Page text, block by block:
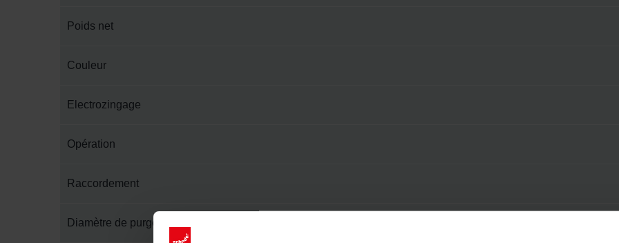
Poids net
Couleur
Electrozingage
Opération
Raccordement
Diamètre de purge